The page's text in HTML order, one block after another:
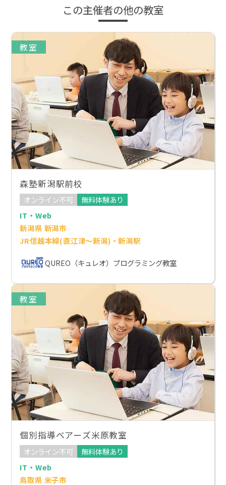
この主催者の他の教室
教室
森塾新潟駅前校
オンライン不可
無料体験あり
IT・Web
新潟県 新潟市
JR信越本線(直江津～新潟)・新潟駅
QUREO（キュレオ）プログラミング教室
教室
個別指導ベアーズ米原教室
オンライン不可
無料体験あり
IT・Web
鳥取県 米子市